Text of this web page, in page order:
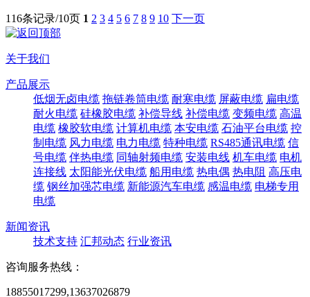
116条记录/10页 1 2 3 4 5 6 7 8 9 10 下一页
关于我们
产品展示
低烟无卤电缆 拖链卷筒电缆 耐寒电缆 屏蔽电缆 扁电缆
耐火电缆 硅橡胶电缆 补偿导线 补偿电缆 变频电缆 高温
电缆 橡胶软电缆 计算机电缆 本安电缆 石油平台电缆 控
制电缆 风力电缆 电力电缆 特种电缆 RS485通讯电缆 信
号电缆 伴热电缆 同轴射频电缆 安装电线 机车电缆 电机
连接线 太阳能光伏电缆 船用电缆 热电偶 热电阻 高压电
缆 钢丝加强芯电缆 新能源汽车电缆 感温电缆 电梯专用
电缆
新闻资讯
技术支持 汇邦动态 行业资讯
咨询服务热线：
18855017299,13637026879